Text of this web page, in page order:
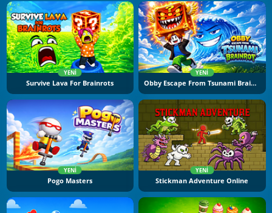
YENI
Survive Lava For Brainrots
YENI
Obby Escape From Tsunami Brainrot
YENI
Pogo Masters
YENI
Stickman Adventure Online